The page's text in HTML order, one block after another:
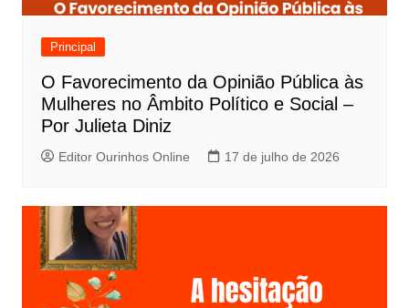
Principal
O Favorecimento da Opinião Pública às
Mulheres no Âmbito Político e Social –
Por Julieta Diniz
Editor Ourinhos Online 17 de julho de 2026